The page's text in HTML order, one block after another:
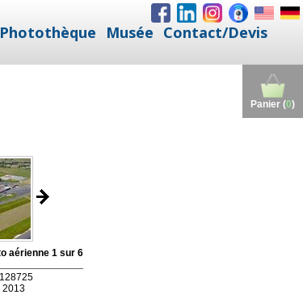
Photothèque Musée Contact/Devis